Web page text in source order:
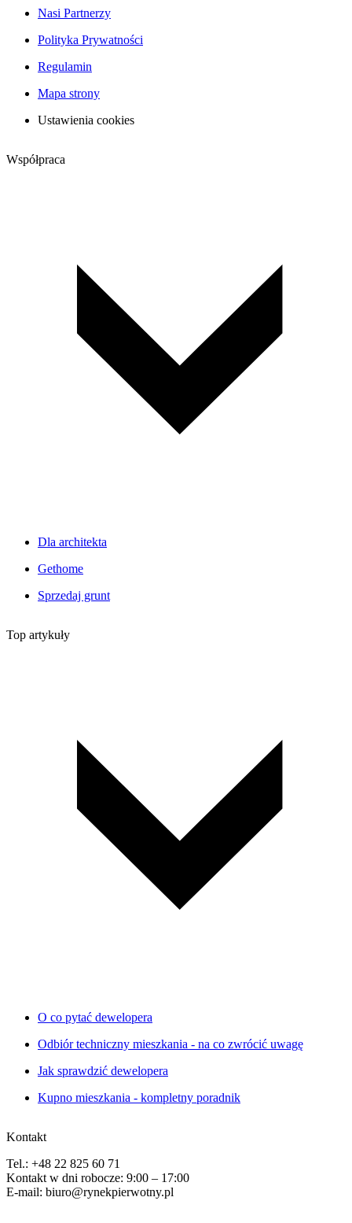
Nasi Partnerzy
Polityka Prywatności
Regulamin
Mapa strony
Ustawienia cookies
Współpraca
Dla architekta
Gethome
Sprzedaj grunt
Top artykuły
O co pytać dewelopera
Odbiór techniczny mieszkania - na co zwrócić uwagę
Jak sprawdzić dewelopera
Kupno mieszkania - kompletny poradnik
Kontakt
Tel.: +48 22 825 60 71
Kontakt w dni robocze: 9:00 – 17:00
E-mail: biuro@rynekpierwotny.pl